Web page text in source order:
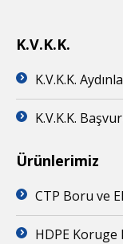
K.V.K.K.
K.V.K.K.
K.V.K.K.
Ürünlerimiz
CTP Boru ve
HDPE Koruge